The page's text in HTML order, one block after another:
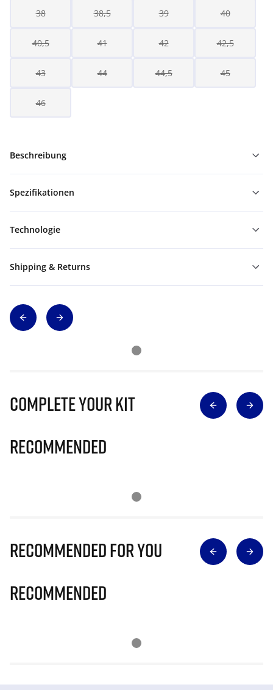
38 38,5 39 40
40,5 41 42 42,5
43 44 44,5 45
46
Beschreibung
Spezifikationen
Technologie
Shipping & Returns
Complete Your Kit
Recommended
Recommended for you
Recommended